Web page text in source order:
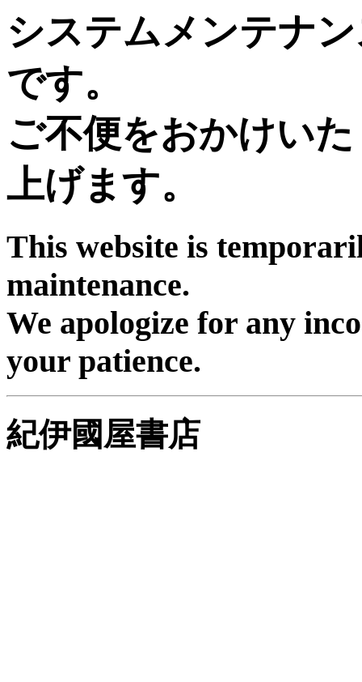
システムメンテナ
です。
ご不便をおかけい
上げます。
This website is
maintenance.
We apologize for any
your patience.
紀伊國屋書店